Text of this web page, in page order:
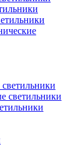
светильники